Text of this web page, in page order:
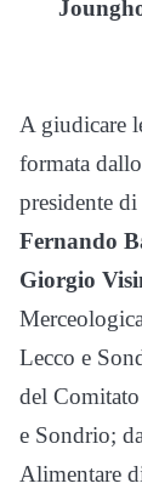
A giudicare
formata
presidente
Fernando
Giorgio
Lecco e
del
e Sondrio;
Alimentare